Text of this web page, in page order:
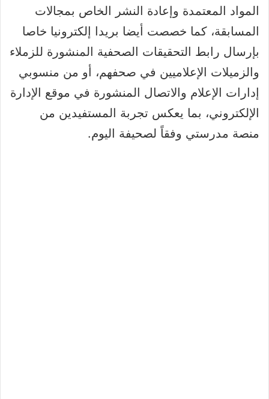
المواد المعتمدة وإعادة النشر الخاص بمجالات
المسابقة، كما خصصت أيضا بريدا إلكترونيا خاصا
بإرسال رابط التحقيقات الصحفية المنشورة للزملاء
والزميلات الإعلاميين في صحفهم، أو من منسوبي
إدارات الإعلام والاتصال المنشورة في موقع الإدارة
الإلكتروني، بما يعكس تجربة المستفيدين من
منصة مدرستي وفقاً لصحيفة اليوم.